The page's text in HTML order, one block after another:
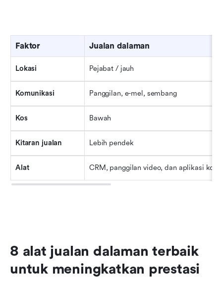
Faktor Jualan dalaman
Lokasi Pejabat / jauh
Komunikasi Panggilan, e-mel, sembang
Kos Bawah
Kitaran jualan Lebih pendek
Alat CRM, panggilan video, dan aplikasi
8 alat jualan dalaman terbaik
untuk meningkatkan prestasi